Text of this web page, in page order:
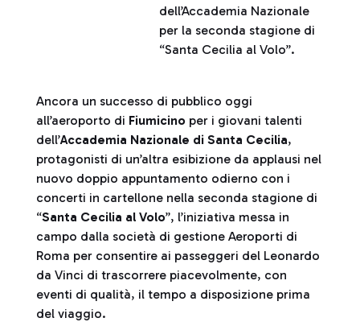
dell’Accademia Nazionale
per la seconda stagione di
“Santa Cecilia al Volo”.
Ancora un successo di pubblico oggi
all’aeroporto di Fiumicino per i giovani talenti
dell’Accademia Nazionale di Santa Cecilia,
protagonisti di un’altra esibizione da applausi nel
nuovo doppio appuntamento odierno con i
concerti in cartellone nella seconda stagione di
“Santa Cecilia al Volo”, l’iniziativa messa in
campo dalla società di gestione Aeroporti di
Roma per consentire ai passeggeri del Leonardo
da Vinci di trascorrere piacevolmente, con
eventi di qualità, il tempo a disposizione prima
del viaggio.